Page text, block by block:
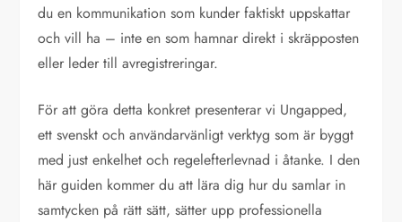
du en kommunikation som kunder faktiskt uppskattar
och vill ha – inte en som hamnar direkt i skräpposten
eller leder till avregistreringar.
För att göra detta konkret presenterar vi Ungapped,
ett svenskt och användarvänligt verktyg som är byggt
med just enkelhet och regelefterlevnad i åtanke. I den
här guiden kommer du att lära dig hur du samlar in
samtycken på rätt sätt, sätter upp professionella